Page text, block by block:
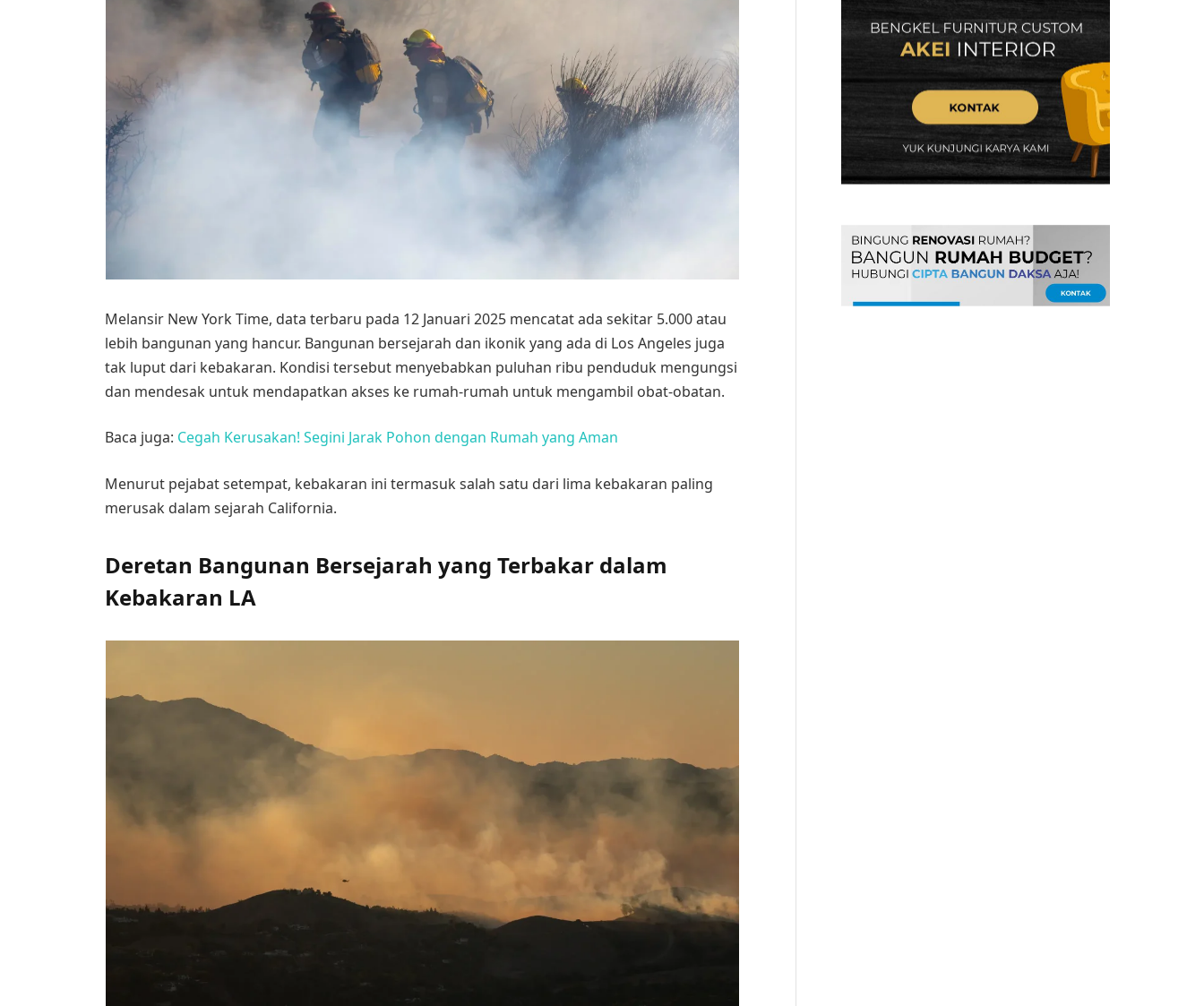
Melansir New York Time, data terbaru pada 12 Januari 2025 mencatat ada sekitar 5.000 atau
lebih bangunan yang hancur. Bangunan bersejarah dan ikonik yang ada di Los Angeles juga
tak luput dari kebakaran. Kondisi tersebut menyebabkan puluhan ribu penduduk mengungsi
dan mendesak untuk mendapatkan akses ke rumah-rumah untuk mengambil obat-obatan.
Baca juga: Cegah Kerusakan! Segini Jarak Pohon dengan Rumah yang Aman
Menurut pejabat setempat, kebakaran ini termasuk salah satu dari lima kebakaran paling
merusak dalam sejarah California.
Deretan Bangunan Bersejarah yang Terbakar dalam
Kebakaran LA